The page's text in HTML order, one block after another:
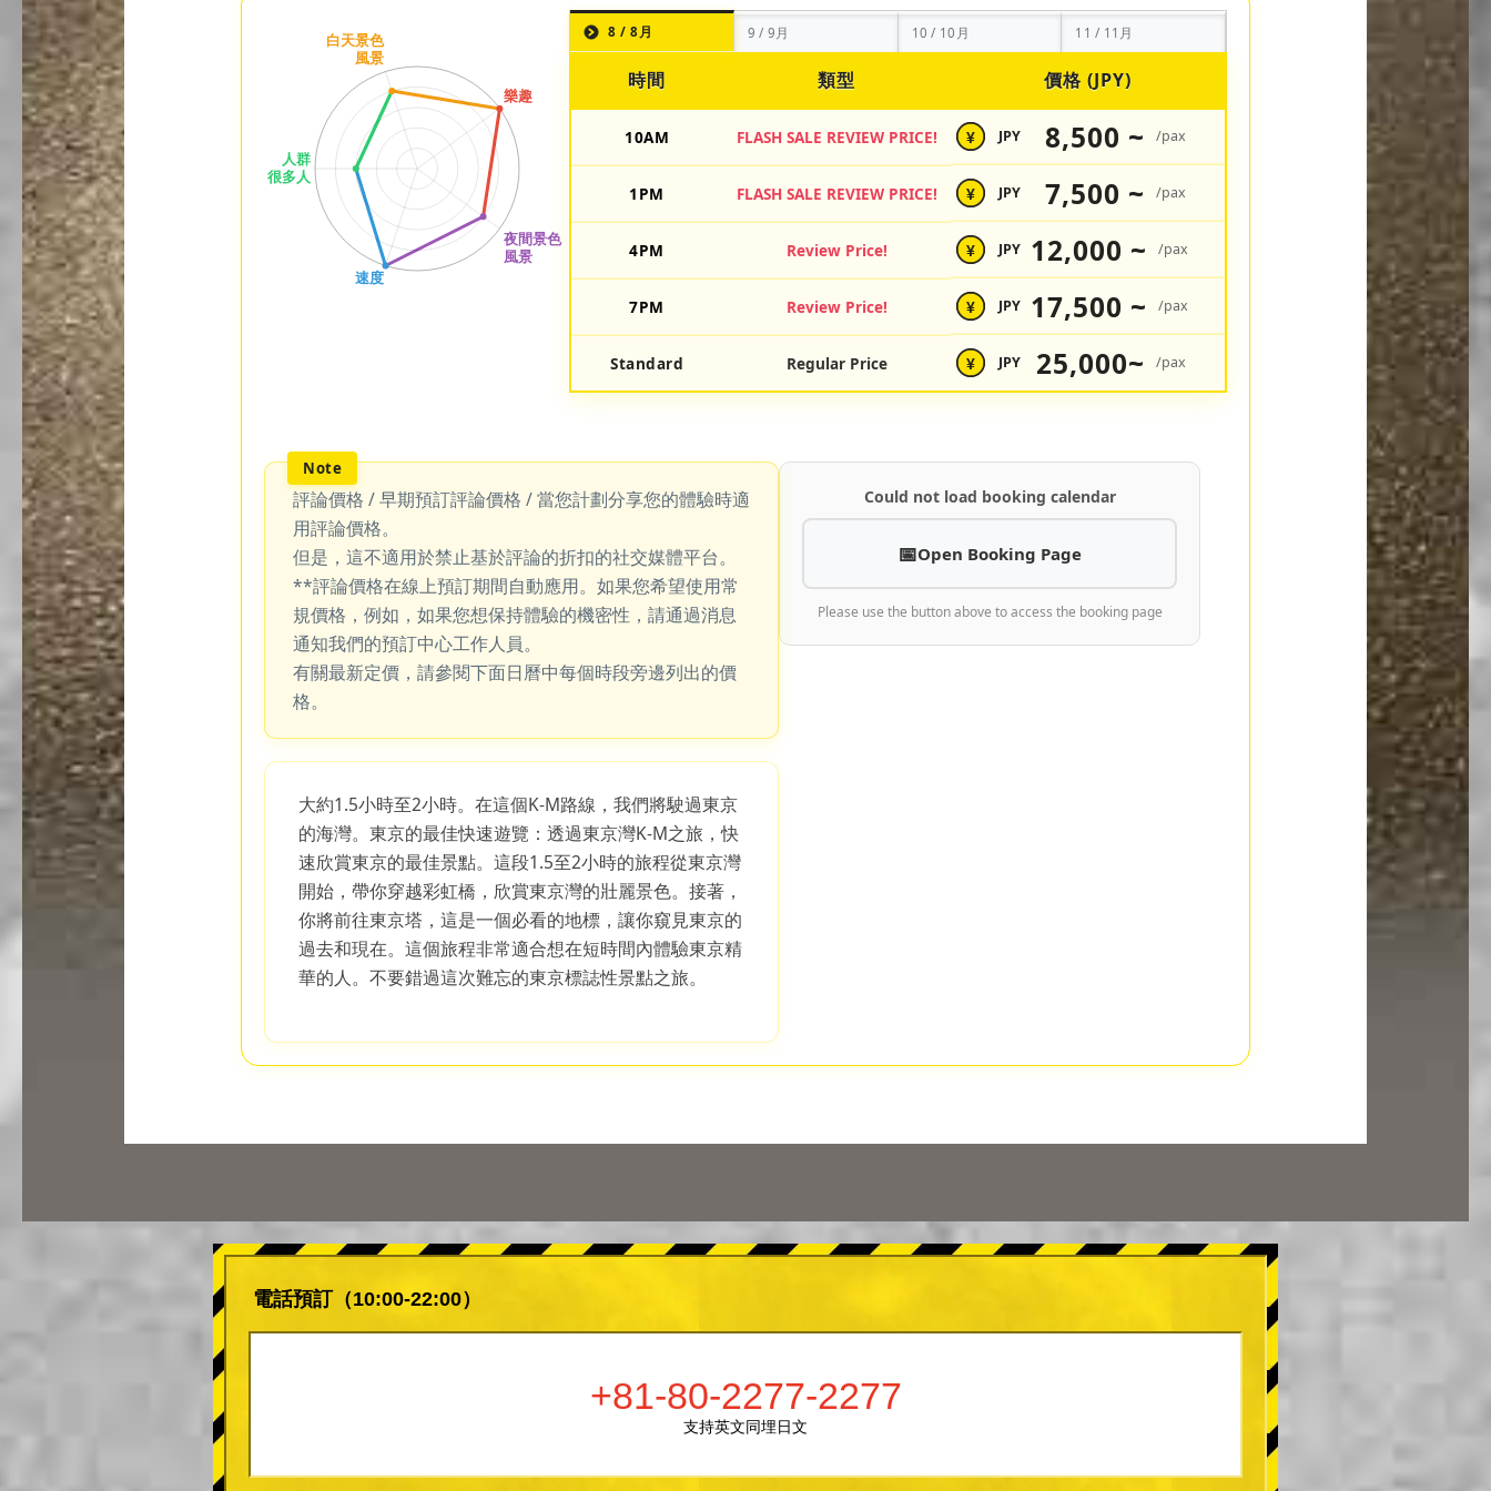
8 / 8月 9 / 9月 10 / 10月 11 / 11月
時間 類型 價格 (JPY)
10AM FLASH SALE REVIEW PRICE! ¥ JPY 8,500 ~ /pax
1PM FLASH SALE REVIEW PRICE! ¥ JPY 7,500 ~ /pax
4PM Review Price! ¥ JPY 12,000 ~ /pax
7PM Review Price! ¥ JPY 17,500 ~ /pax
Standard Regular Price ¥ JPY 25,000~ /pax
評論價格 / 早期預訂評論價格 / 當您計劃分享您的體驗時適
用評論價格。
但是，這不適用於禁止基於評論的折扣的社交媒體平台。
**評論價格在線上預訂期間自動應用。如果您希望使用常
規價格，例如，如果您想保持體驗的機密性，請通過消息
通知我們的預訂中心工作人員。
有關最新定價，請參閱下面日曆中每個時段旁邊列出的價
格。
大約1.5小時至2小時。在這個K-M路線，我們將駛過東京
的海灣。東京的最佳快速遊覽：透過東京灣K-M之旅，快
速欣賞東京的最佳景點。這段1.5至2小時的旅程從東京灣
開始，帶你穿越彩虹橋，欣賞東京灣的壯麗景色。接著，
你將前往東京塔，這是一個必看的地標，讓你窺見東京的
過去和現在。這個旅程非常適合想在短時間內體驗東京精
華的人。不要錯過這次難忘的東京標誌性景點之旅。
Could not load booking calendar
Open Booking Page
Please use the button above to access the booking page
電話預訂（10:00-22:00）
+81-80-2277-2277
支持英文同埋日文